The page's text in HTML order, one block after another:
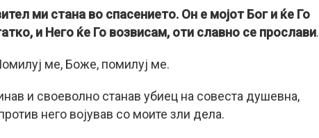
ми стана во спасението. Он е мојот Бог и ќе Го
и Него ќе Го возвисам, оти славно се прослави.
ме, Боже, помилуј ме.
и своеволно станав убиец на совеста душевна,
него војував со моите зли дела.